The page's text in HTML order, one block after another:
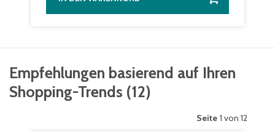
Empfehlungen basierend auf Ihren
Shopping-Trends (12)
Seite 1 von 12